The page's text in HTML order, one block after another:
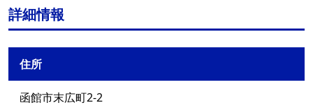
詳細情報
住所
函館市末広町2-2